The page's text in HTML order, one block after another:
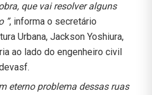
que vai resolver alguns
”, informa o secretário
Urbana, Jackson Yoshiura,
ao lado do engenheiro civil
eterno problema dessas ruas